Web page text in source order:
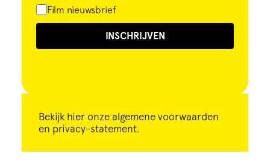
Film nieuwsbrief
INSCHRIJVEN
Bekijk hier onze algemene voorwaarden
en privacy-statement.